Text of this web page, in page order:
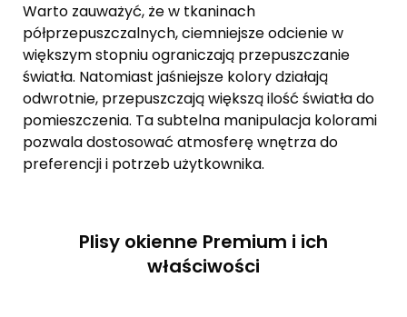
Warto zauważyć, że w tkaninach
półprzepuszczalnych, ciemniejsze odcienie w
większym stopniu ograniczają przepuszczanie
światła. Natomiast jaśniejsze kolory działają
odwrotnie, przepuszczają większą ilość światła do
pomieszczenia. Ta subtelna manipulacja kolorami
pozwala dostosować atmosferę wnętrza do
preferencji i potrzeb użytkownika.
Plisy okienne Premium i ich
właściwości